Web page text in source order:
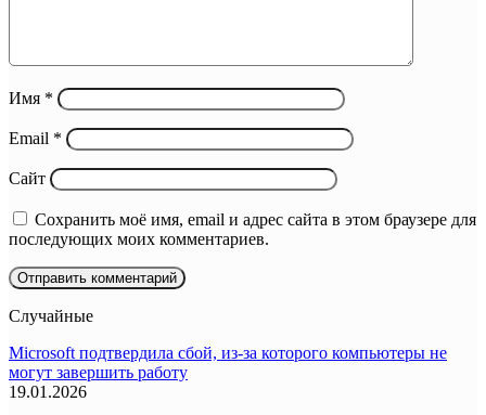
Имя *
Email *
Сайт
Сохранить моё имя, email и адрес сайта в этом браузере для
последующих моих комментариев.
Случайные
Microsoft подтвердила сбой, из-за которого компьютеры не
могут завершить работу
19.01.2026